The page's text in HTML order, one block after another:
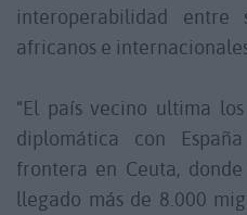
interoperabilidad entre
africanos e
“El país vecino ultima
diplomática con
frontera en Ceuta,
llegado más de 8.000